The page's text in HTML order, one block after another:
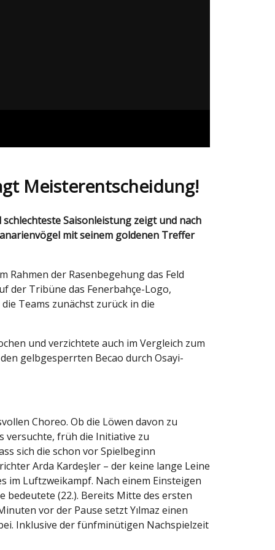
Meisterentscheidung!
mit seinem goldenen Treffer
Rahmen der Rasenbegehung das Feld
der Tribüne das Fenerbahçe-Logo,
Teams zunächst zurück in die
und verzichtete auch im Vergleich zum
gelbgesperrten Becao durch Osayi-
Choreo. Ob die Löwen davon zu
versuchte, früh die Initiative zu
sich die schon vor Spielbeginn
Arda Kardeşler – der keine lange Leine
im Luftzweikampf. Nach einem Einsteigen
bedeutete (22.). Bereits Mitte des ersten
vor der Pause setzt Yılmaz einen
Inklusive der fünfminütigen Nachspielzeit